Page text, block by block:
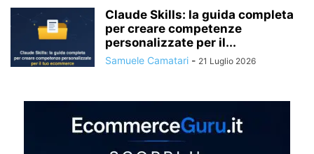
Claude Skills: la guida completa
per creare competenze
personalizzate per il...
Samuele Camatari - 21 Luglio 2026